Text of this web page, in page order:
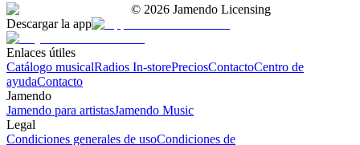
© 2026 Jamendo Licensing
Descargar la app
Enlaces útiles
Catálogo musicalRadios In-storePreciosContactoCentro de
ayudaContacto
Jamendo
Jamendo para artistasJamendo Music
Legal
Condiciones generales de usoCondiciones de